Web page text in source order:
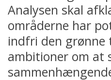
Analysen skal
områderne har
indfri den grønne
ambitioner om at